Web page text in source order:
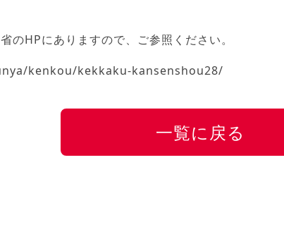
のHPにありますので、ご参照ください。
kenkou/kekkaku-kansenshou28/
一覧に戻る